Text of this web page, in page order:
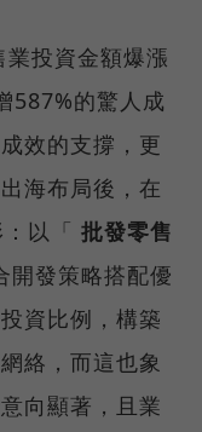
投資金額爆漲
587%的驚人成
效的支撐，更
海布局後，在
以「 批發零售
開發策略搭配優
資比例，構築
絡，而這也象
向顯著，且業